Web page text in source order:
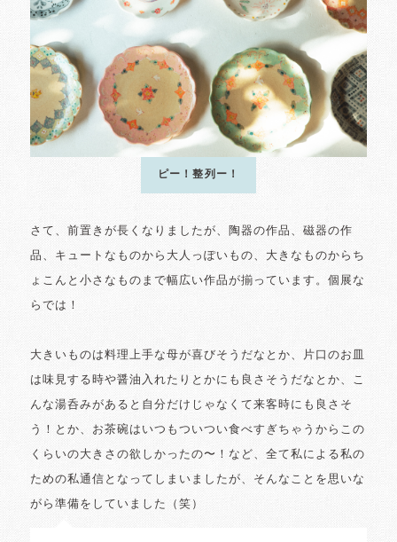
ピー！整列ー！
さて、前置きが長くなりましたが、陶器の作品、磁器の作
品、キュートなものから大人っぽいもの、大きなものからち
ょこんと小さなものまで幅広い作品が揃っています。個展な
らでは！
大きいものは料理上手な母が喜びそうだなとか、片口のお皿
は味見する時や醤油入れたりとかにも良さそうだなとか、こ
んな湯呑みがあると自分だけじゃなくて来客時にも良さそ
う！とか、お茶碗はいつもついつい食べすぎちゃうからこの
くらいの大きさの欲しかったの〜！など、全て私による私の
ための私通信となってしまいましたが、そんなことを思いな
がら準備をしていました（笑）